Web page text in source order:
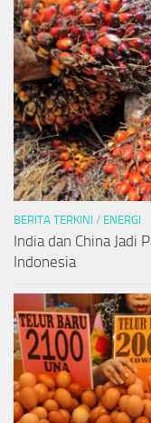
BERITA TERKINI / ENERGI
India dan China Jadi
Indonesia